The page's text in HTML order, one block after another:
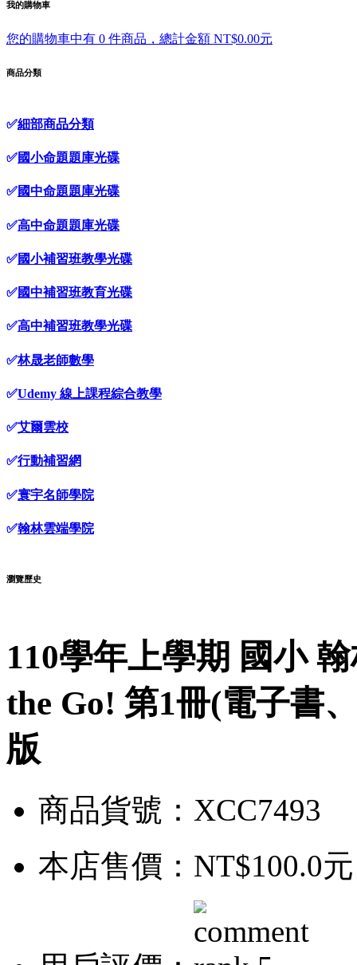
我的購物車
您的購物車中有 0 件商品，總計金額 NT$0.00元
商品分類
✅細部商品分類
✅國小命題題庫光碟
✅國中命題題庫光碟
✅高中命題題庫光碟
✅國小補習班教學光碟
✅國中補習班教育光碟
✅高中補習班教學光碟
✅林晟老師數學
✅Udemy 線上課程綜合教學
✅艾爾雲校
✅行動補習網
✅寰宇名師學院
✅翰林雲端學院
瀏覽歷史
110學年上學期 國小
the Go! 第1冊(電子書
版
商品貨號：XCC7493
本店售價： NT$100.0元